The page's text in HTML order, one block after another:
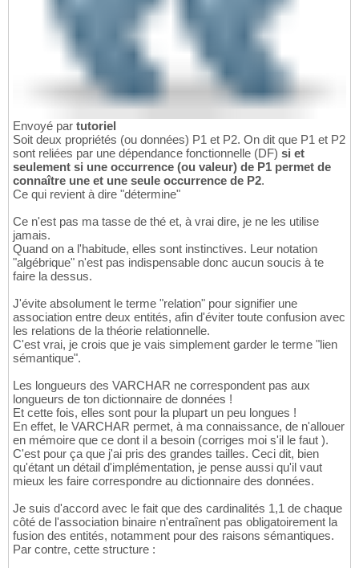
Envoyé par tutoriel
Soit deux propriétés (ou données) P1 et P2. On dit que P1 et P2
sont reliées par une dépendance fonctionnelle (DF) si et
seulement si une occurrence (ou valeur) de P1 permet de
connaître une et une seule occurrence de P2.
Ce qui revient à dire "détermine"
Ce n'est pas ma tasse de thé et, à vrai dire, je ne les utilise
jamais.
Quand on a l'habitude, elles sont instinctives. Leur notation
"algébrique" n'est pas indispensable donc aucun soucis à te
faire la dessus.
J'évite absolument le terme "relation" pour signifier une
association entre deux entités, afin d'éviter toute confusion avec
les relations de la théorie relationnelle.
C'est vrai, je crois que je vais simplement garder le terme "lien
sémantique".
Les longueurs des VARCHAR ne correspondent pas aux
longueurs de ton dictionnaire de données !
Et cette fois, elles sont pour la plupart un peu longues !
En effet, le VARCHAR permet, à ma connaissance, de n'allouer
en mémoire que ce dont il a besoin (corriges moi s'il le faut ).
C'est pour ça que j'ai pris des grandes tailles. Ceci dit, bien
qu'étant un détail d'implémentation, je pense aussi qu'il vaut
mieux les faire correspondre au dictionnaire des données.
Je suis d'accord avec le fait que des cardinalités 1,1 de chaque
côté de l'association binaire n'entraînent pas obligatoirement la
fusion des entités, notamment pour des raisons sémantiques.
Par contre, cette structure :